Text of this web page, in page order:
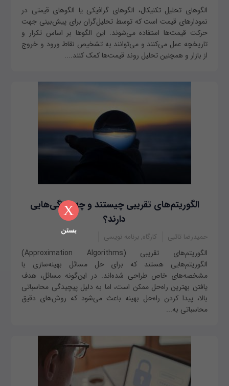
X
بستن
الگوهای تحلیل تکنیکال، الگوهای گرافیکی یا الگوهای قیمتی در
نمودارهای قیمت است که توسط تحلیل‌گران برای پیش‌بینی جهت
حرکت قیمت‌ها استفاده می‌شوند. این الگوها بر اساس تکرار و
تاریخچه عمل می‌کنند و می‌توانند به تشخیص نقاط ورود و خروج
از بازار و همچنین تحلیل روند قیمت‌ها کمک کنند....
الگوریتم‌های تقریبی چیستند و چه ویژگی‌هایی
دارند؟
حمیدرضا تائبی کارگاه, برنامه نویسی
الگوریتم‌های تقریبی (Approximation Algorithms)
الگوریتم‌هایی هستند که برای حل مسائل بهینه‌سازی با
مشخصه‌های خاص طراحی شده‌اند. در این‌گونه مسائل، هدف
یافتن بهترین راه‌حل ممکن است، اما به دلیل پیچیدگی محاسباتی
بالا، پیدا کردن راه‌حل بهینه باعث می‌شود که روش‌های دقیق
محاسباتی به...